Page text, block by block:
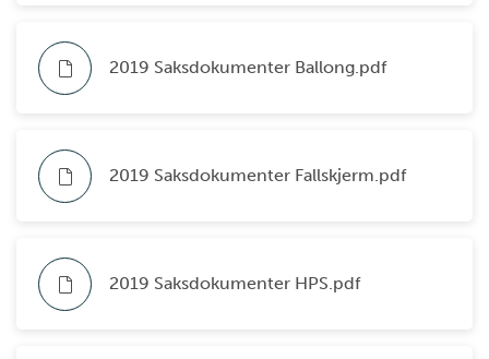
2019 Saksdokumenter Ballong.pdf
2019 Saksdokumenter Fallskjerm.pdf
2019 Saksdokumenter HPS.pdf